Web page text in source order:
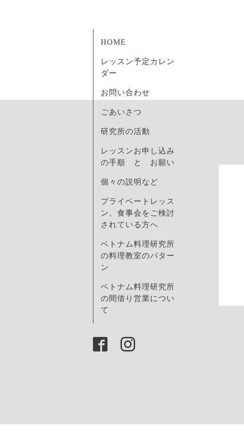
HOME
レッスン予定カレン
ダー
お問い合わせ
ごあいさつ
研究所の活動
レッスンお申し込み
の手順 と お願い
個々の説明など
プライベートレッス
ン、食事会をご検討
されている方へ
ベトナム料理研究所
の料理教室のパター
ン
ベトナム料理研究所
の間借り営業につい
て